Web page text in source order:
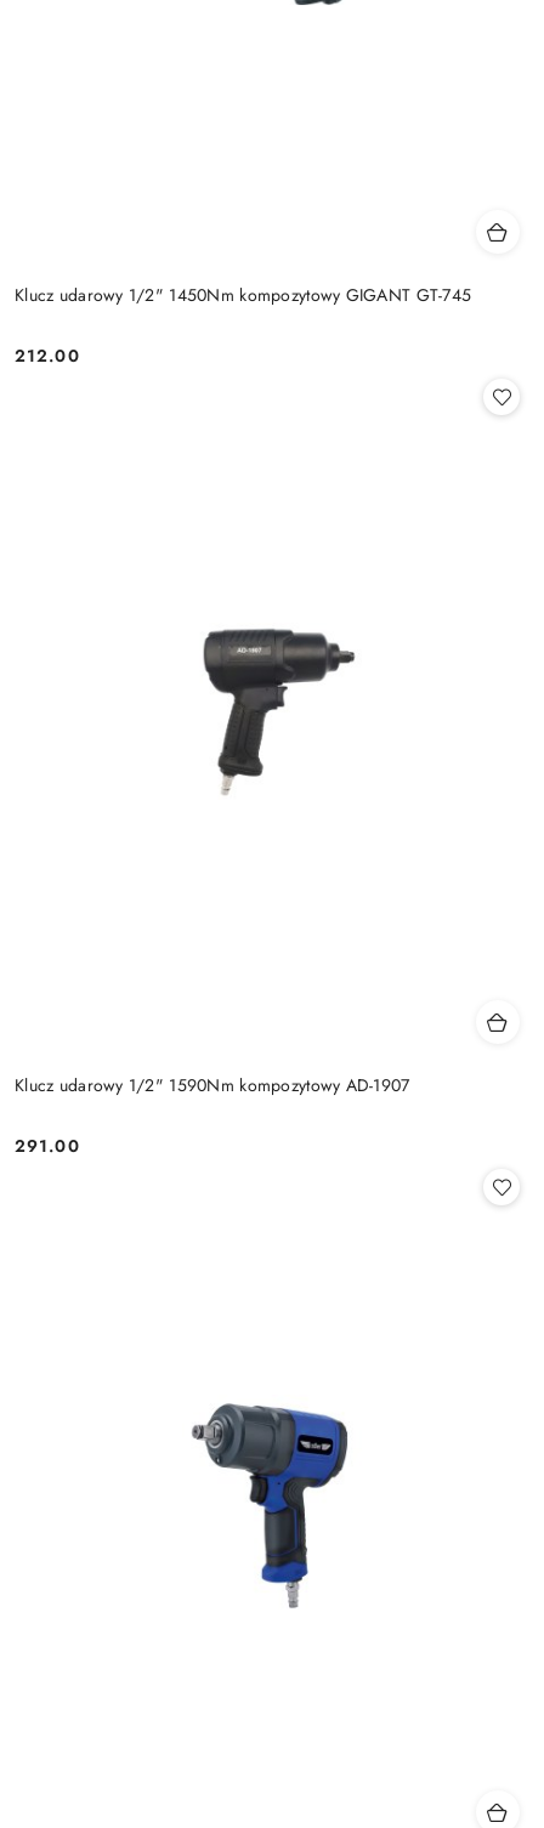
Klucz udarowy 1/2" 1450Nm kompozytowy GIGANT GT-745
Cena:
212.00
Klucz udarowy 1/2" 1590Nm kompozytowy AD-1907
Cena:
291.00